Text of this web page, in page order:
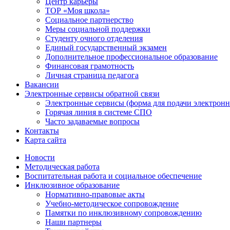
ТОР «Моя школа»
Социальное партнерство
Меры социальной поддержки
Студенту очного отделения
Единый государственный экзамен
Дополнительное профессиональное образование
Финансовая грамотность
Личная страница педагога
Вакансии
Электронные сервисы обратной связи
Электронные сервисы (форма для подачи
Горячая линия в системе СПО
Часто задаваемые вопросы
Контакты
Карта сайта
Новости
Методическая работа
Воспитательная работа и социальное обеспечение
Инклюзивное образование
Нормативно-правовые акты
Учебно-методическое сопровождение
Памятки по инклюзивному сопровождению
Наши партнеры